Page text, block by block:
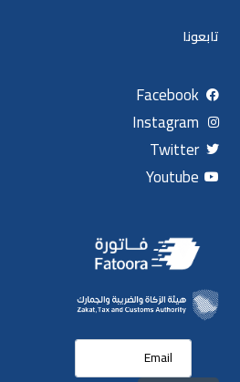
تابعونا
Facebook
Instagram
Twitter
Youtube